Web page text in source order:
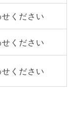
ください
ください
ください